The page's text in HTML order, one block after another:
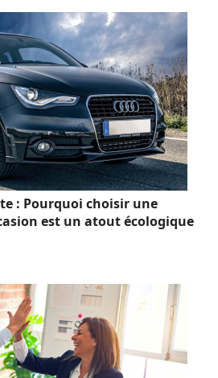
: Pourquoi choisir une
est un atout écologique